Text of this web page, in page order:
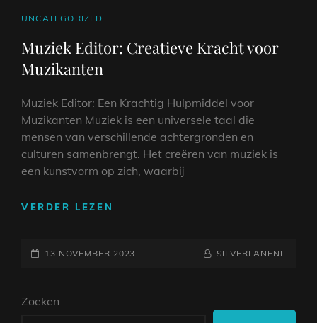
CAT
UNCATEGORIZED
Muziek Editor: Creatieve Kracht voor
Muzikanten
Muziek Editor: Een Krachtig Hulpmiddel voor
Muzikanten Muziek is een universele taal die
mensen van verschillende achtergronden en
culturen samenbrengt. Het creëren van muziek is
een kunstvorm op zich, waarbij
VERDER LEZEN
KRACHT
GEPLAATST
13 NOVEMBER 2023 NAAMREGEL
BYLINE
SILVERLANENL
Zoeken